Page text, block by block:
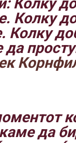
Колку
Колку
да
да